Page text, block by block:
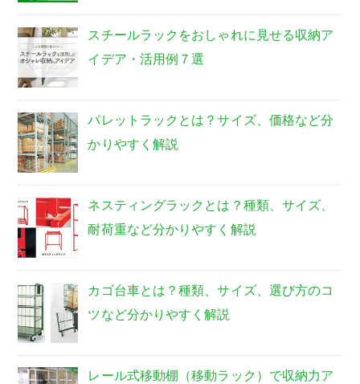
スチールラックをおしゃれに見せる収納ア
イデア・活用例７選
パレットラックとは？サイズ、価格など分
かりやすく解説
ネスティングラックとは？種類、サイズ、
耐荷重など分かりやすく解説
カゴ台車とは？種類、サイズ、選び方のコ
ツなど分かりやすく解説
レール式移動棚（移動ラック）で収納力ア